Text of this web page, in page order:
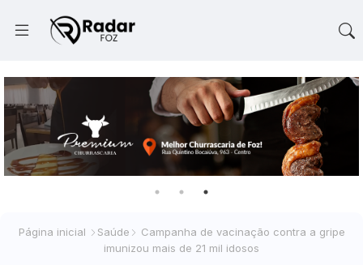
Página inicial Saúde
Campanha de vacinação contra a gripe
imunizou mais de 21 mil idosos